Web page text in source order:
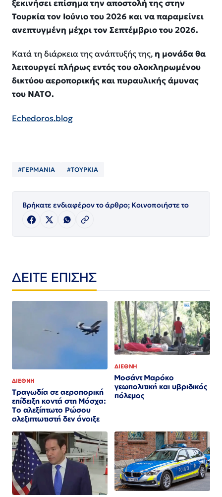
ξεκινήσει επίσημα την αποστολή της στην
Τουρκία τον Ιούνιο του 2026 και να παραμείνει
ανεπτυγμένη μέχρι τον Σεπτέμβριο του 2026.
Κατά τη διάρκεια της ανάπτυξής της, η μονάδα θα
λειτουργεί πλήρως εντός του ολοκληρωμένου
δικτύου αεροπορικής και πυραυλικής άμυνας
του ΝΑΤΟ.
Echedoros.blog
#ΓΕΡΜΑΝΙΑ #ΤΟΥΡΚΙΑ
Βρήκατε ενδιαφέρον το άρθρο; Κοινοποιήστε το
ΔΕΙΤΕ ΕΠΙΣΗΣ
ΔΙΕΘΝΗ
Τραγωδία σε αεροπορική
επίδειξη κοντά στη Μόσχα:
Το αλεξίπτωτο Ρώσου
αλεξιπτωτιστή δεν άνοιξε
ΔΙΕΘΝΗ
Μοσάντ Μαρόκο
γεωπολιτική και υβριδικός
πόλεμος